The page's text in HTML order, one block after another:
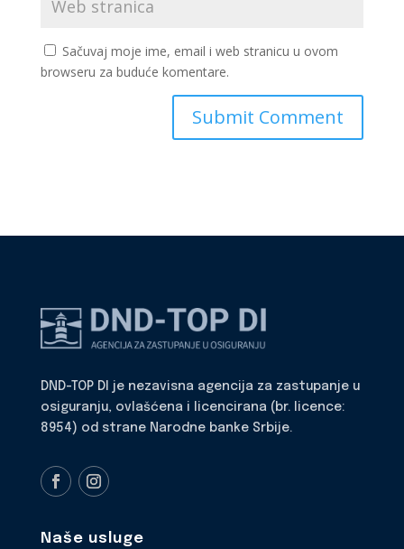
Sačuvaj moje ime, email i web stranicu u ovom
browseru za buduće komentare.
DND-TOP DI je nezavisna agencija za zastupanje u
osiguranju, ovlašćena i licencirana (br. licence:
8954) od strane Narodne banke Srbije.
Naše usluge